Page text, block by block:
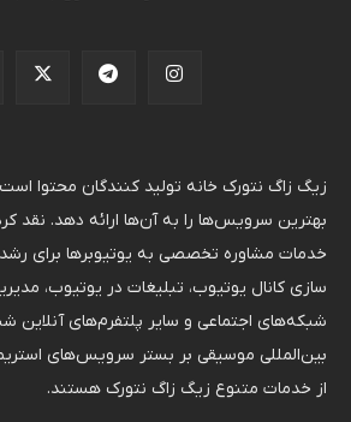
زیگ زاگ نتورک خانه تولید کنندگان محتوا
بهترین سرویس‌ها را به آن‌ها ارائه دهد. نقد
خدمات مشاوره تخصصی به یوتیوبرها برای
سازی کانال یوتیوب، تبلیغات در یوتیوب،
شبکه‌های اجتماعی و سایر پلتفرم‌های آنلاین
بین‌المللی موسیقی بر بستر سرویس‌های استریم
از خدمات متنوع زیگ زاگ نتورک هستند.